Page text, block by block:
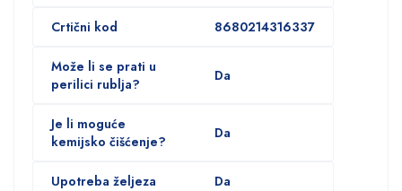
Crtični kod 8680214316337
Može li se prati u
perilici rublja?
Da
Je li moguće
kemijsko čišćenje?
Da
Upotreba željeza Da